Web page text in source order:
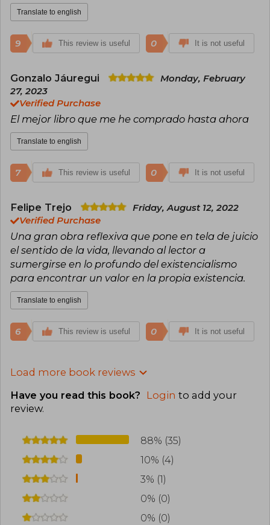
Translate to english
9 This review is useful 0 It is not useful
Gonzalo Jáuregui
Monday, February
27, 2023
Verified Purchase
El mejor libro que me he comprado hasta ahora
Translate to english
7 This review is useful 0 It is not useful
Felipe Trejo
Friday, August 12, 2022
Verified Purchase
Una gran obra reflexiva que pone en tela de juicio
el sentido de la vida, llevando al lector a
sumergirse en lo profundo del existencialismo
para encontrar un valor en la propia existencia.
Translate to english
6 This review is useful 0 It is not useful
Load more book reviews
Have you read this book? Login to add your
review.
88% (35)
10% (4)
3% (1)
0% (0)
0% (0)